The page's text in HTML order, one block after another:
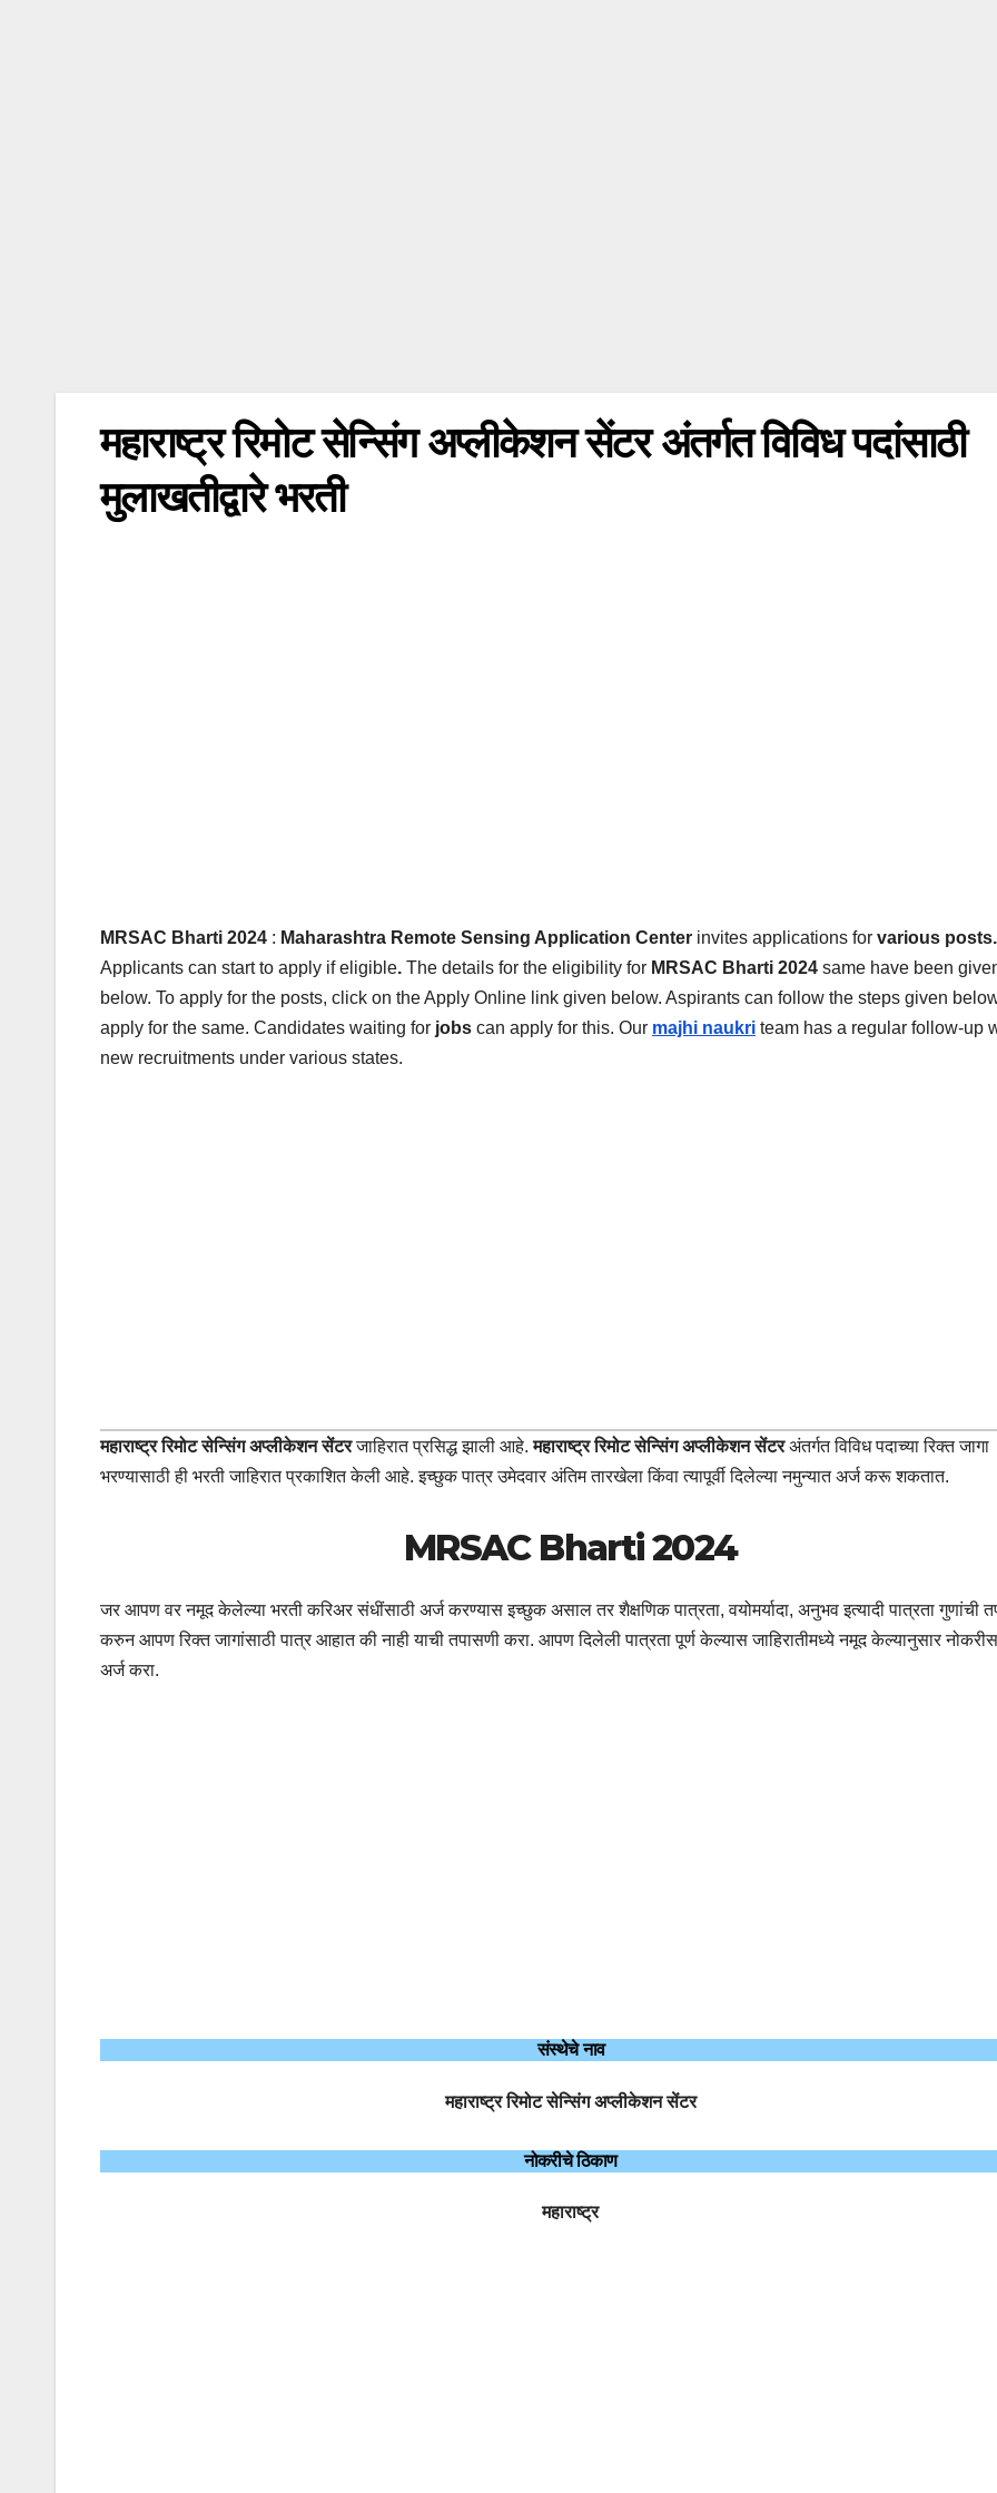
महाराष्ट्र रिमोट सेन्सिंग अप्लीकेशन सेंटर अंतर्गत विविध पदांसाठी
मुलाखतीद्वारे भरती
MRSAC Bharti 2024 : Maharashtra Remote Sensing Application Center invites applications for various posts.
Applicants can start to apply if eligible. The details for the eligibility for MRSAC Bharti 2024 same have been
below. To apply for the posts, click on the Apply Online link given below. Aspirants can follow the steps given
apply for the same. Candidates waiting for jobs can apply for this. Our majhi naukri team has a regular follow-up
new recruitments under various states.
महाराष्ट्र रिमोट सेन्सिंग अप्लीकेशन सेंटरजाहिरात प्रसिद्ध झाली आहे.महाराष्ट्र रिमोट सेन्सिंग अप्लीकेशन सेंटरअंतर्गत विविध पदाच्या रिक्त जागा
भरण्यासाठी ही भरती जाहिरात प्रकाशित केली आहे. इच्छुक पात्र उमेदवार अंतिम तारखेला किंवा त्यापूर्वी दिलेल्या नमुन्यात अर्ज करू शकतात.
MRSAC Bharti 2024
जर आपण वर नमूद केलेल्या भरती करिअर संधींसाठी अर्ज करण्यास इच्छुक असाल तर शैक्षणिक पात्रता, वयोमर्यादा, अनुभव इत्यादी पात्रता गुणांची
करुन आपण रिक्त जागांसाठी पात्र आहात की नाही याची तपासणी करा. आपण दिलेली पात्रता पूर्ण केल्यास जाहिरातीमध्ये नमूद केल्यानुसार
अर्ज करा.
संस्थेचे नाव
महाराष्ट्र रिमोट सेन्सिंग अप्लीकेशन सेंटर
नोकरीचे ठिकाण
महाराष्ट्र